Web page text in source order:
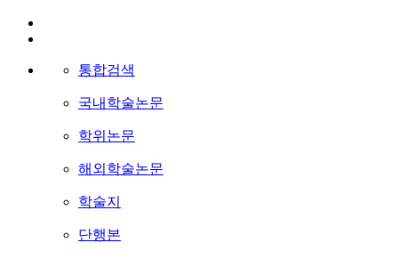
통합검색
국내학술논문
학위논문
해외학술논문
학술지
단행본